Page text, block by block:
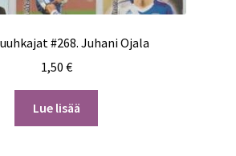
#268. Juhani Ojala
1,50 €
Lue lisää